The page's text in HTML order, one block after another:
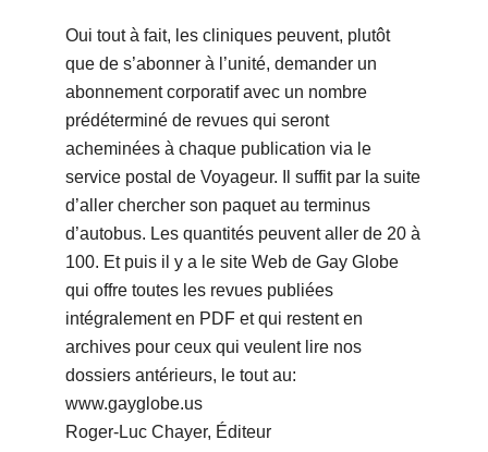
Oui tout à fait, les cliniques peuvent, plutôt
que de s’abonner à l’unité, demander un
abonnement corporatif avec un nombre
prédéterminé de revues qui seront
acheminées à chaque publication via le
service postal de Voyageur. Il suffit par la suite
d’aller chercher son paquet au terminus
d’autobus. Les quantités peuvent aller de 20 à
100. Et puis il y a le site Web de Gay Globe
qui offre toutes les revues publiées
intégralement en PDF et qui restent en
archives pour ceux qui veulent lire nos
dossiers antérieurs, le tout au:
www.gayglobe.us
Roger-Luc Chayer, Éditeur